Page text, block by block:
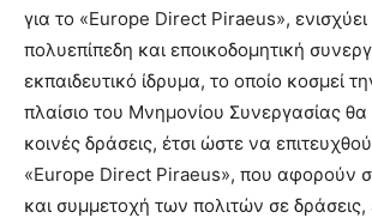
για το «Europe Direct Piraeus»,
πολυεπίπεδη και εποικοδομητική
εκπαιδευτικό ίδρυμα, το οποίο κοσμεί
πλαίσιο του Μνημονίου Συνεργασίας
κοινές δράσεις, έτσι ώστε να
«Europe Direct Piraeus», που αφορούν
και συμμετοχή των πολιτών σε δράσεις,